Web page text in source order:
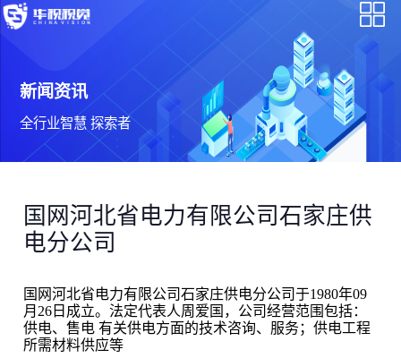
新闻资讯
全行业智慧 探索者
国网河北省电力有限公司石家庄供
电分公司
国网河北省电力有限公司石家庄供电分公司于1980年09
月26日成立。法定代表人周爱国，公司经营范围包括：
供电、售电 有关供电方面的技术咨询、服务；供电工程
所需材料供应等